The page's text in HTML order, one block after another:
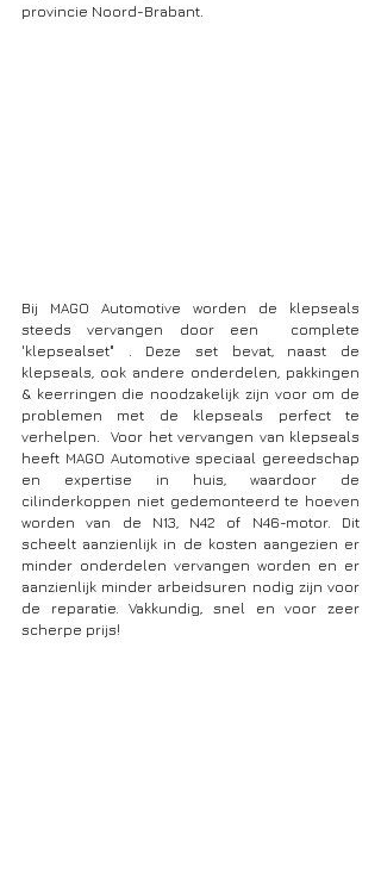
provincie Noord-Brabant.
Bij MAGO Automotive worden de klepseals
steeds vervangen door een  complete
'klepsealset" . Deze set bevat, naast de
klepseals, ook andere onderdelen, pakkingen
& keerringen die noodzakelijk zijn voor om de
problemen met de klepseals perfect te
verhelpen.  Voor het vervangen van klepseals
heeft MAGO Automotive speciaal gereedschap
en expertise in huis, waardoor de
cilinderkoppen niet gedemonteerd te hoeven
worden van de N13, N42 of N46-motor. Dit
scheelt aanzienlijk in de kosten aangezien er
minder onderdelen vervangen worden en er
aanzienlijk minder arbeidsuren nodig zijn voor
de reparatie. Vakkundig, snel en voor zeer
scherpe prijs!